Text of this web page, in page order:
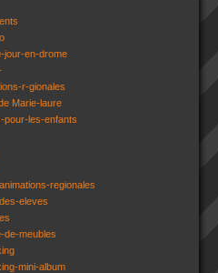
jour-en-drome
r-gionales
Marie-laure
pour-les-enfants
regionales
eleves
de-meubles
mini-album